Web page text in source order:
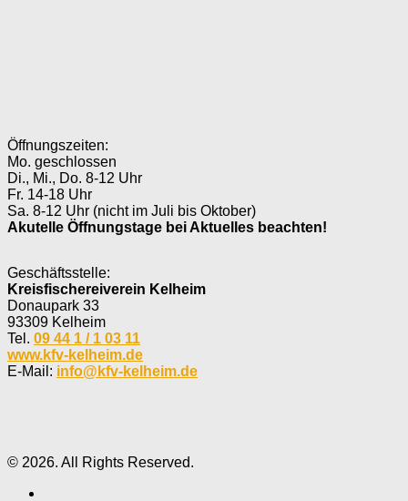
Öffnungszeiten:
Mo. geschlossen
Di., Mi., Do. 8-12 Uhr
Fr. 14-18 Uhr
Sa. 8-12 Uhr (nicht im Juli bis Oktober)
Akutelle Öffnungstage bei Aktuelles beachten!
Geschäftsstelle:
Kreisfischereiverein Kelheim
Donaupark 33
93309 Kelheim
Tel. 09 44 1 / 1 03 11
www.kfv-kelheim.de
E-Mail: info@kfv-kelheim.de
© 2026. All Rights Reserved.